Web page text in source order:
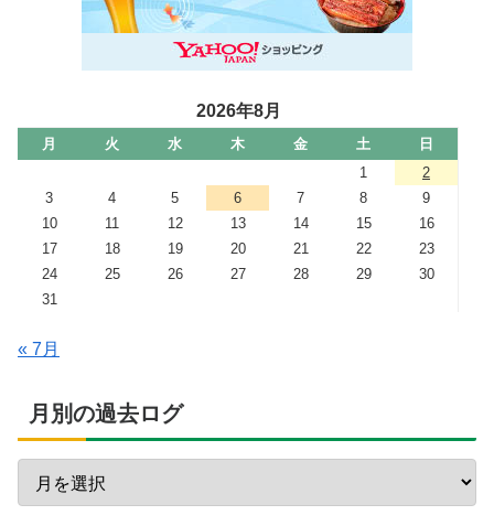
2026年8月
月 火 水 木 金 土
日
1
2
3
4 5 6 7 8
9
10
11 12 13 14 15
16
17
18 19 20 21 22
23
24
25 26 27 28 29
30
31
« 7月
月別の過去ログ